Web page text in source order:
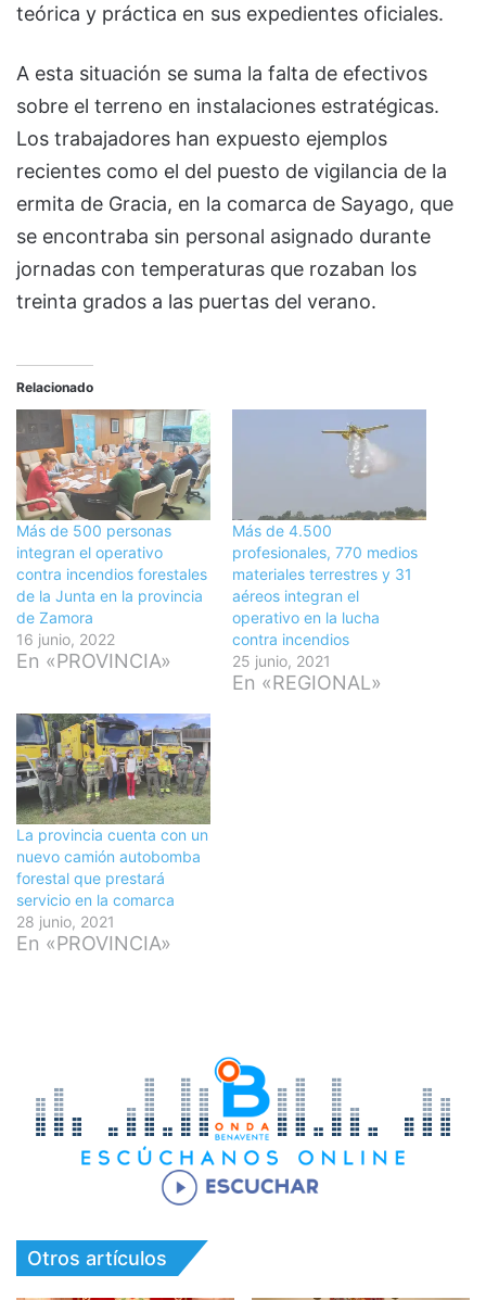
teórica y práctica en sus expedientes oficiales.
A esta situación se suma la falta de efectivos
sobre el terreno en instalaciones estratégicas.
Los trabajadores han expuesto ejemplos
recientes como el del puesto de vigilancia de la
ermita de Gracia, en la comarca de Sayago, que
se encontraba sin personal asignado durante
jornadas con temperaturas que rozaban los
treinta grados a las puertas del verano.
Relacionado
Más de 500 personas
integran el operativo
contra incendios forestales
de la Junta en la provincia
de Zamora
16 junio, 2022
En «PROVINCIA»
Más de 4.500
profesionales, 770 medios
materiales terrestres y 31
aéreos integran el
operativo en la lucha
contra incendios
25 junio, 2021
En «REGIONAL»
La provincia cuenta con un
nuevo camión autobomba
forestal que prestará
servicio en la comarca
28 junio, 2021
En «PROVINCIA»
Otros artículos